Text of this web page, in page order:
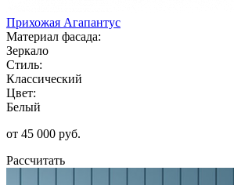
Прихожая Агапантус
Материал фасада:
Зеркало
Стиль:
Классический
Цвет:
Белый
от 45 000 руб.
Рассчитать